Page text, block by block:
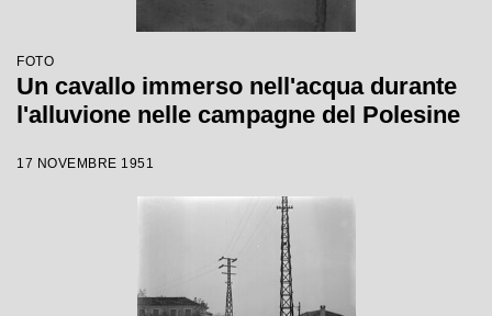
FOTO
Un cavallo immerso nell'acqua durante
l'alluvione nelle campagne del Polesine
17 NOVEMBRE 1951